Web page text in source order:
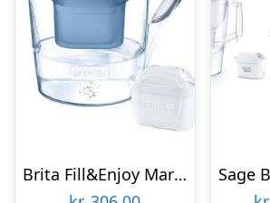
Brita Fill&Enjoy Marella XL – water filter jug – blue – 3.5 L